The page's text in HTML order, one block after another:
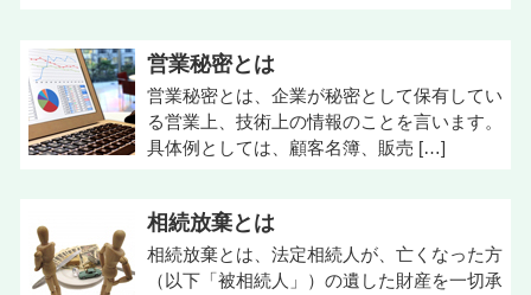
営業秘密とは
営業秘密とは、企業が秘密として保有してい
る営業上、技術上の情報のことを言います。
具体例としては、顧客名簿、販売 […]
相続放棄とは
相続放棄とは、法定相続人が、亡くなった方
（以下「被相続人」）の遺した財産を一切承